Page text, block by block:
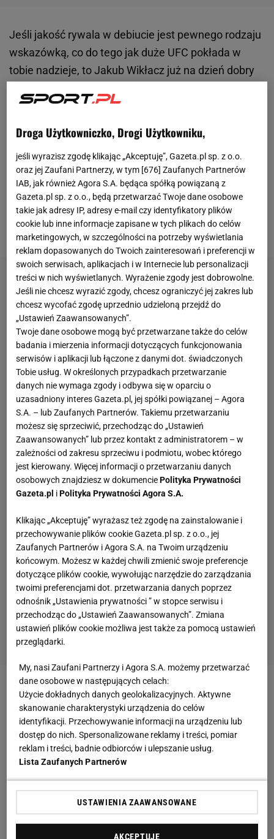
Jeśli jakość rywala w debiucie jest pewnego rodzaju
wskazówką, co do tego jak duże UFC pokłada w
tobie nadzieje, to Jakub Wikłacz już na dzień dobry
mistrz
KSWotrzymał walkę z Patchym Mixem.
swego czasu światowego numeru 2 (oczywiście za
UFC) z wieloma jakościowymi rywalami w rekordzie.
Oraz kiepskim debiutem w UFC, bo dość boleśnie
wypunktował go Mario Bautista. Jednak coś takiego
mogło wyzwolić w Mixie dodatkowe chęci
pokazania, że to był tylkowypadek przy pracy.
Zobacz wideoJakub Kosecki szczerze o swojej
karierze: Znajdź drugiego takiego wariata jak ja
Wikłacz dostał mocnego rywala na start. Od
początku bitka była bardzo ostra
Walka okazała się dla Polaka dokładnie tak dużym
wyzwaniem, jakiego należało oczekiwać. W
pierwszej rundzie obaj zawodnicy nie szczędzili
Droga Użytkowniczko, Drogi Użytkowniku,
jeśli wyrazisz zgodę klikając „Akceptuję”, Gazeta.pl sp. z o.o.
oraz jej Zaufani Partnerzy, w tym [676] Zaufanych Partnerów
IAB, jak również Agora S.A. będąca spółką powiązaną z
Gazeta.pl sp. z o.o., będą przetwarzać Twoje dane osobowe
takie jak adresy IP, adresy e-mail czy identyfikatory plików
cookie lub inne informacje zapisane w tych plikach do celów
marketingowych, w szczególności na potrzeby wyświetlania
reklam dopasowanych do Twoich zainteresowań i preferencji w
swoich serwisach, aplikacjach i w Internecie lub personalizacji
treści w nich wyświetlanych. Wyrażenie zgody jest dobrowolne.
Jeśli nie chcesz wyrazić zgody, chcesz ograniczyć jej zakres lub
chcesz wycofać zgodę uprzednio udzieloną przejdź do
„Ustawień Zaawansowanych”.
Twoje dane osobowe mogą być przetwarzane także do celów
badania i mierzenia informacji dotyczących funkcjonowania
serwisów i aplikacji lub łączone z danymi dot. świadczonych
Tobie usług. W określonych przypadkach przetwarzanie
danych nie wymaga zgody i odbywa się w oparciu o
uzasadniony interes Gazeta.pl, jej spółki powiązanej – Agora
S.A. – lub Zaufanych Partnerów. Takiemu przetwarzaniu
możesz się sprzeciwić, przechodząc do „Ustawień
Zaawansowanych” lub przez kontakt z administratorem – w
zależności od zakresu sprzeciwu i podmiotu, wobec którego
jest kierowany. Więcej informacji o przetwarzaniu danych
osobowych znajdziesz w dokumenciePolityka Prywatności
Gazeta.pl iPolityka Prywatności Agora S.A.
Klikając „Akceptuję” wyrażasz też zgodę na zainstalowanie i
przechowywanie plików cookie Gazeta.pl sp. z o.o., jej
Zaufanych Partnerów i Agora S.A. na Twoim urządzeniu
końcowym. Możesz w każdej chwili zmienić swoje preferencje
dotyczące plików cookie, wywołując narzędzie do zarządzania
twoimi preferencjami dot. przetwarzania danych poprzez
odnośnik „Ustawienia prywatności ” w stopce serwisu i
przechodząc do „Ustawień Zaawansowanych”. Zmiana
ustawień plików cookie możliwa jest także za pomocą ustawień
przeglądarki.
My, nasi Zaufani Partnerzy i Agora S.A. możemy przetwarzać
dane osobowe w następujących celach:
Użycie dokładnych danych geolokalizacyjnych. Aktywne
skanowanie charakterystyki urządzenia do celów
identyfikacji. Przechowywanie informacji na urządzeniu lub
dostęp do nich. Spersonalizowane reklamy i treści, pomiar
reklam i treści, badnie odbiorców i ulepszanie usług.
Lista Zaufanych Partnerów
USTAWIENIA ZAAWANSOWANE
AKCEPTUJĘ